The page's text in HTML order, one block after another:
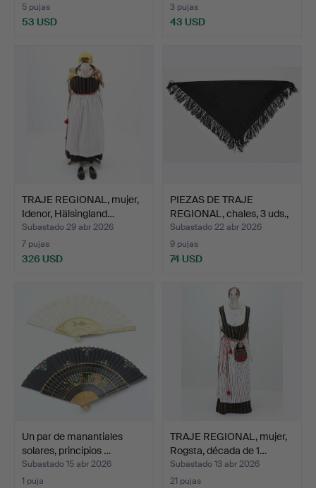
5 pujas
53 USD
3 pujas
43 USD
TRAJE REGIONAL, mujer,
Idenor, Hälsingland…
Subastado 29 abr 2026
7 pujas
326 USD
PIEZAS DE TRAJE
REGIONAL, chales, 3 uds.,
…
Subastado 22 abr 2026
9 pujas
74 USD
Un par de manantiales
solares, principios …
Subastado 15 abr 2026
1 puja
TRAJE REGIONAL, mujer,
Rogsta, década de 1…
Subastado 13 abr 2026
21 pujas